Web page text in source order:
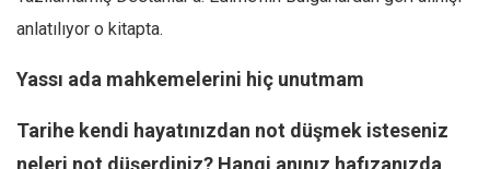
anlatılıyor o kitapta.
Yassı ada mahkemelerini hiç unutmam
Tarihe kendi hayatınızdan not düşmek isteseniz
neleri not düşerdiniz? Hangi anınız hafızanızda